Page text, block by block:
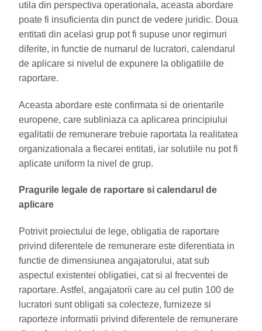
utila din perspectiva operationala, aceasta abordare
poate fi insuficienta din punct de vedere juridic. Doua
entitati din acelasi grup pot fi supuse unor regimuri
diferite, in functie de numarul de lucratori, calendarul
de aplicare si nivelul de expunere la obligatiile de
raportare.
Aceasta abordare este confirmata si de orientarile
europene, care subliniaza ca aplicarea principiului
egalitatii de remunerare trebuie raportata la realitatea
organizationala a fiecarei entitati, iar solutiile nu pot fi
aplicate uniform la nivel de grup.
Pragurile legale de raportare si calendarul de
aplicare
Potrivit proiectului de lege, obligatia de raportare
privind diferentele de remunerare este diferentiata in
functie de dimensiunea angajatorului, atat sub
aspectul existentei obligatiei, cat si al frecventei de
raportare. Astfel, angajatorii care au cel putin 100 de
lucratori sunt obligati sa colecteze, furnizeze si
raporteze informatii privind diferentele de remunerare